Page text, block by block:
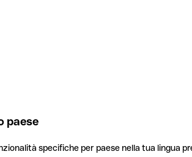
paese
specifiche per paese nella tua lingua